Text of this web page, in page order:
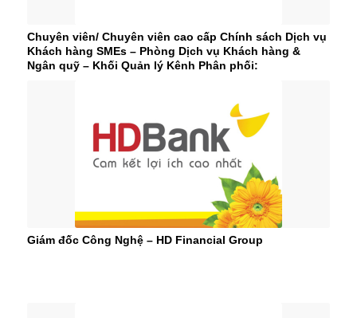
Chuyên viên/ Chuyên viên cao cấp Chính sách Dịch vụ
Khách hàng SMEs – Phòng Dịch vụ Khách hàng &
Ngân quỹ – Khối Quản lý Kênh Phân phối:
Giám đốc Công Nghệ – HD Financial Group